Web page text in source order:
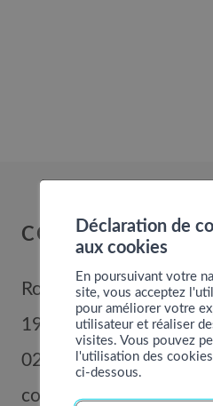
COMMUNE DE
Route de Nendaz 352
1996
Basse-Nendaz
027 289 56 00
commune@nendaz.org
Déclaration de
aux cookies
En poursuivant votre
site, vous acceptez
pour améliorer votre
utilisateur et réaliser
visites. Vous pouvez
l'utilisation des
ci-dessous.